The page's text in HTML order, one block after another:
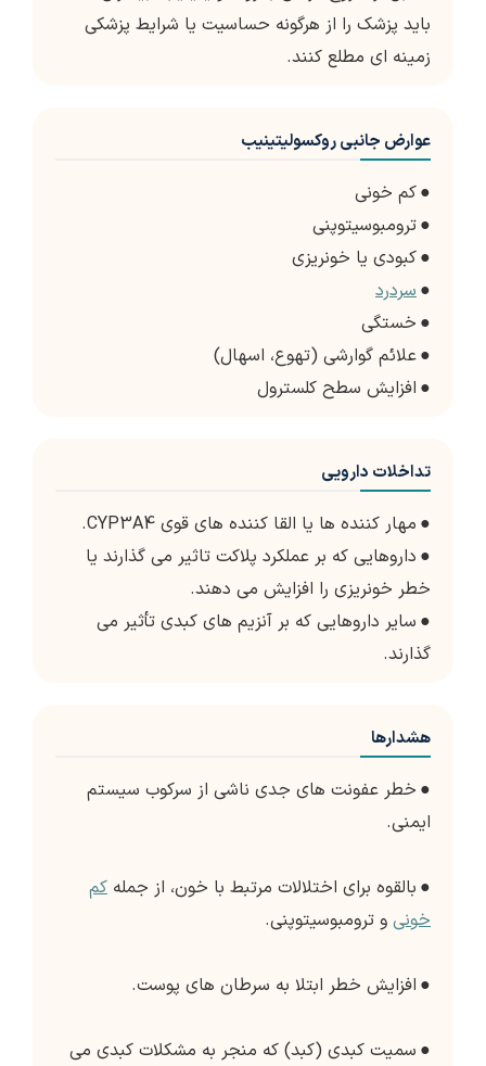
باید پزشک را از هرگونه حساسیت یا شرایط پزشکی
زمینه ای مطلع کنند.
عوارض جانبی روکسولیتینیب
●کم خونی
●ترومبوسیتوپنی
●کبودی یا خونریزی
●سردرد
● خستگی
●علائم گوارشی (تهوع، اسهال)
● افزایش سطح کلسترول
تداخلات دارویی
● مهار کننده ها یا القا کننده های قوی CYP3A4.
● داروهایی که بر عملکرد پلاکت تاثیر می گذارند یا
خطر خونریزی را افزایش می دهند.
● سایر داروهایی که بر آنزیم های کبدی تأثیر می
گذارند.
هشدارها
● خطر عفونت های جدی ناشی از سرکوب سیستم
ایمنی.
● بالقوه برای اختلالات مرتبط با خون، از جمله کم
خونی و ترومبوسیتوپنی.
● افزایش خطر ابتلا به سرطان های پوست.
● سمیت کبدی (کبد) که منجر به مشکلات کبدی می